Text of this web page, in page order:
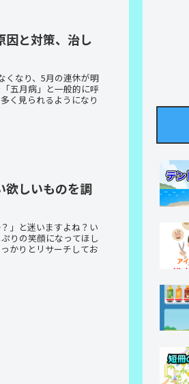
と対策、治し
くなり、5月の連休が明
五月病」と一般的に呼
く見られるようになり
欲しいものを調
」と迷いますよね？い
りの笑顔になってほし
かりとリサーチしてお